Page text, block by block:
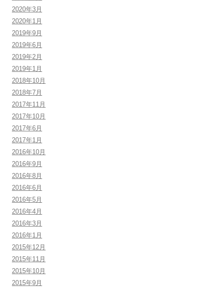
2020年3月
2020年1月
2019年9月
2019年6月
2019年2月
2019年1月
2018年10月
2018年7月
2017年11月
2017年10月
2017年6月
2017年1月
2016年10月
2016年9月
2016年8月
2016年6月
2016年5月
2016年4月
2016年3月
2016年1月
2015年12月
2015年11月
2015年10月
2015年9月